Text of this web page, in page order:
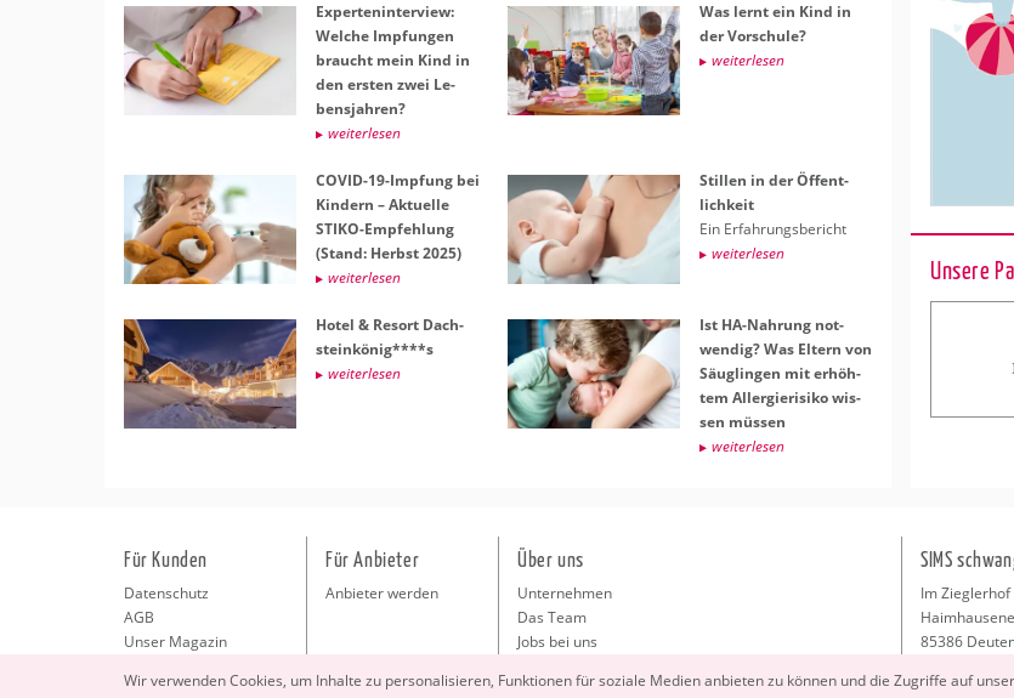
Ex­per­ten­in­ter­view:
Wel­che Imp­fun­gen
braucht mein Kind in
den ers­ten zwei Le­
bens­jah­ren?
wei­ter­le­sen
Was lernt ein Kind in
der Vor­schu­le?
wei­ter­le­sen
COVID-19-Imp­fung bei
Kin­dern – Ak­tu­el­le
STIKO-Emp­feh­lung
(Stand: Herbst 2025)
wei­ter­le­sen
Stil­len in der Öf­fent­
lich­keit
Ein Er­fah­rungs­be­richt
wei­ter­le­sen
Hotel & Re­sort Dach­
stein­kö­nig****s
wei­ter­le­sen
Ist HA-Nah­rung not­
wen­dig? Was El­tern von
Säug­lin­gen mit er­höh­
tem All­er­gie­ri­si­ko wis­
sen müs­sen
wei­ter­le­sen
Unsere
Wir ver­wen­den Coo­kies, um In­hal­te zu per­so­na­li­sie­ren, Funk­tio­nen für so­zia­le Me­di­en an­bie­ten zu kön­nen und die Zu­grif­fe auf
Für Kunden
Datenschutz
AGB
Unser Magazin
Für Anbieter
Anbieter werden
Über uns
Unternehmen
Das Team
Jobs bei uns
Kontakt
SIMS
Im Zieglerhof
85386